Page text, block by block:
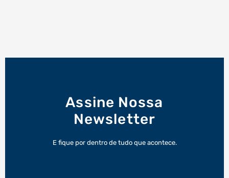
Assine Nossa
Newsletter
E fique por dentro de tudo que acontece.